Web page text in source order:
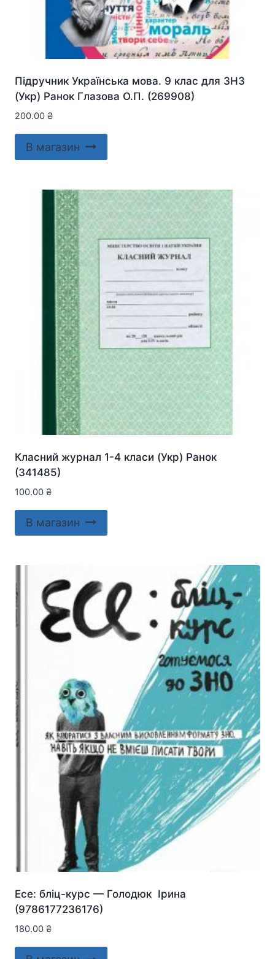
Підручник Українська мова. 9 клас для ЗНЗ
(Укр) Ранок Глазова О.П. (269908)
200.00 ₴
В магазин
Класний журнал 1-4 класи (Укр) Ранок
(341485)
100.00 ₴
В магазин
Есе: бліц-курс — Голодюк Ірина
(9786177236176)
180.00 ₴